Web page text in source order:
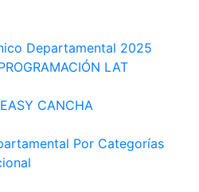
Departamental 2025
LAT
CANCHA
Por Categorías